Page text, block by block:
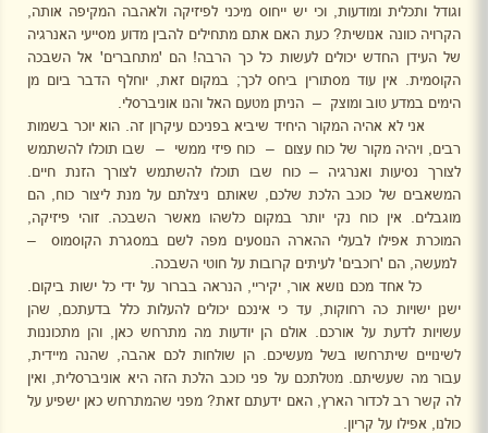
וגודל ותכלית ומודעות, וכי יש ייחוס מיכני לפיזיקה ולאהבה המקיפה אותה,
הקרויה כוונה אנושית? כעת האם אתם מתחילים להבין מדוע מסייעי האנרגיה
של העידן החדש יכולים לעשות כל כך הרבה! הם 'מתחברים' אל השבכה
הקוסמית. אין עוד מסתורין ביחס לכך; במקום זאת, יוחלף הדבר ביום מן
הימים במדע טוב ומוצק – הניתן מטעם האל והנו אוניברסלי.
אני לא אהיה המקור היחיד שיביא בפניכם עיקרון זה. הוא יוכר בשמות
רבים, ויהיה מקור של כוח עצום
– כוח פיזי ממשי –
שבו תוכלו להשתמש
לצורך נסיעות ואנרגיה – כוח שבו תוכלו להשתמש לצורך הזנת חיים.
המשאבים של כוכב הלכת שלכם, שאותם ניצלתם על מנת ליצור כוח, הם
מוגבלים. אין כוח נקי יותר במקום כלשהו מאשר השבכה. זוהי פיזיקה,
המוכרת אפילו לבעלי ההארה הנוסעים מפה לשם במסגרת הקוסמוס
–
למעשה, הם 'רוכבים' לעיתים קרובות על חוטי השבכה.
כל אחד מכם נושא אור, יקיריי, הנראה בברור על ידי כל ישות ביקום.
ישנן ישויות כה רחוקות, עד כי אינכם יכולים להעלות כלל בדעתכם, שהן
עשויות לדעת על אורכם. אולם הן יודעות מה מתרחש כאן, והן מתכוננות
לשינויים שיתרחשו בשל מעשיכם. הן שולחות לכם אהבה, שהנה מיידית,
עבור מה שעשיתם. מטלתכם על פני כוכב הלכת הזה היא אוניברסלית, ואין
לה קשר רב לכדור הארץ, האם ידעתם זאת? מפני שהמתרחש כאן ישפיע על
כולנו, אפילו על קריון.